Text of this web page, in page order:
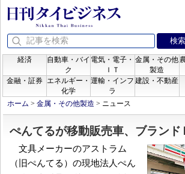
経済
自動車・バイ
ク
電気・電子・
ＩＴ
金属・その他
製造
金融・証券
エネルギー・
化学
運輸・インフ
ラ
建設・不動産
ホーム > 金属・その他製造 > ニュース
ぺんてるが移動販売車、ブランド
文具メーカーのアストラム
（旧ぺんてる）の現地法人ぺん